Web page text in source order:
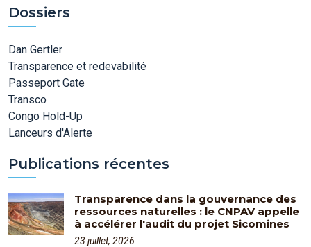
Dossiers
Dan Gertler
Transparence et redevabilité
Passeport Gate
Transco
Congo Hold-Up
Lanceurs d'Alerte
Publications récentes
Transparence dans la gouvernance des
ressources naturelles : le CNPAV appelle
à accélérer l'audit du projet Sicomines
23 juillet, 2026